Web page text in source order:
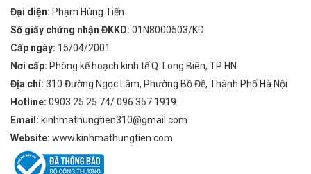
Đại diện: Phạm Hùng Tiến
Số giấy chứng nhận ĐKKD: 01N8000503/KD
Cấp ngày: 15/04/2001
Nơi cấp: Phòng kế hoạch kinh tế Q. Long Biên, TP HN
Địa chỉ: 310 Đường Ngọc Lâm, Phường Bồ Đề, Thành Phố Hà Nội
Hotline: 0903 25 25 74/ 096 357 1919
Email: kinhmathungtien310@gmail.com
Website: www.kinhmathungtien.com